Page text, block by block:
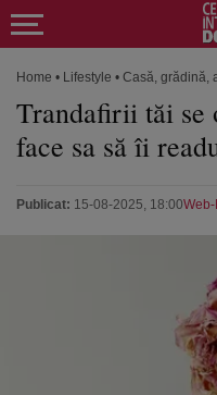
Home • Lifestyle • Casă, grădină,
Trandafirii tăi se
face sa să îi
Publicat: 15-08-2025, 18:00